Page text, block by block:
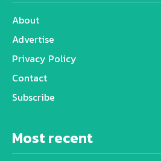
About
Advertise
Privacy Policy
Contact
Subscribe
Most recent